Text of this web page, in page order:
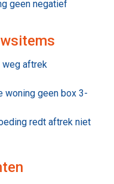
geen negatief
weg aftrek
woning geen box 3-
redt aftrek niet